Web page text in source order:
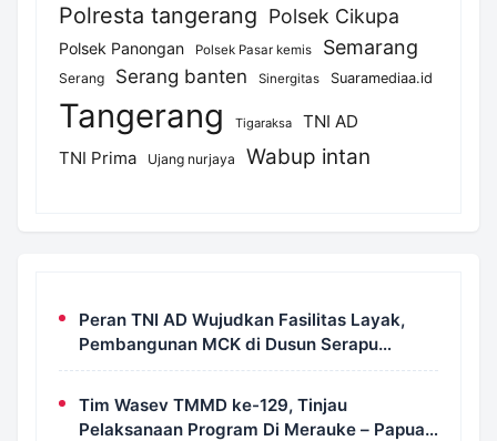
Polresta tangerang Polsek Cikupa
Polsek Panongan Polsek Pasar kemis Semarang
Serang Serang banten Sinergitas Suaramediaa.id
Tangerang Tigaraksa
TNI AD
TNI Prima
Ujang nurjaya Wabup intan
Peran TNI AD Wujudkan Fasilitas Layak,
Pembangunan MCK di Dusun Serapu
Rampung Dikerjakan
Tim Wasev TMMD ke-129, Tinjau
Pelaksanaan Program Di Merauke – Papua